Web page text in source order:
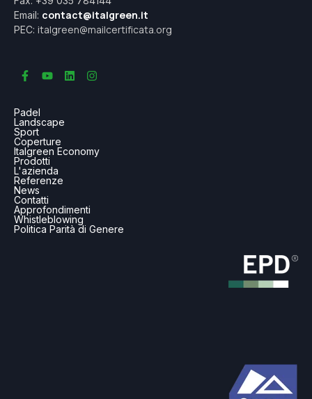
Email: contact@italgreen.it
PEC: italgreen@mailcertificata.org
Padel
Landscape
Sport
Coperture
Italgreen Economy
Prodotti
L'azienda
Referenze
News
Contatti
Approfondimenti
Whistleblowing
Politica Parità di Genere